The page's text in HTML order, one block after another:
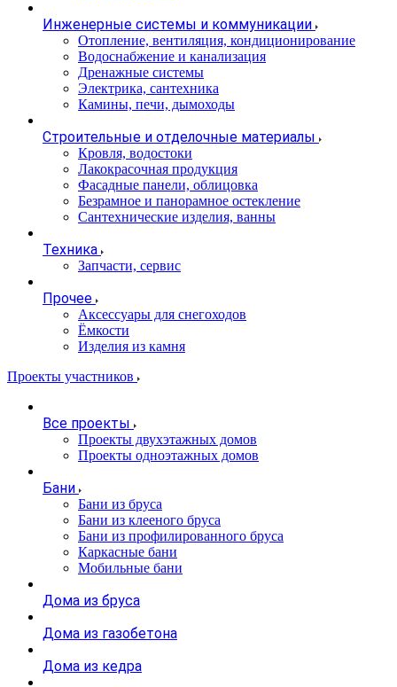
Инженерные системы и коммуникации
Отопление, вентиляция, кондиционирование
Водоснабжение и канализация
Дренажные системы
Электрика, сантехника
Камины, печи, дымоходы
Строительные и отделочные материалы
Кровля, водостоки
Лакокрасочная продукция
Фасадные панели, облицовка
Безрамное и панорамное остекление
Сантехнические изделия, ванны
Техника
Запчасти, сервис
Прочее
Аксессуары для снегоходов
Ёмкости
Изделия из камня
Проекты участников
Все проекты
Проекты двухэтажных домов
Проекты одноэтажных домов
Бани
Бани из бруса
Бани из клееного бруса
Бани из профилированного бруса
Каркасные бани
Мобильные бани
Дома из бруса
Дома из газобетона
Дома из кедра